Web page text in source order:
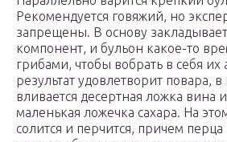
Рекомендуется говяжий, но
запрещены. В основу
компонент, и бульон какое-то
грибами, чтобы вобрать в себя их
результат удовлетворит повара,
вливается десертная ложка вина
маленькая ложечка сахара. На
солится и перчится, причем